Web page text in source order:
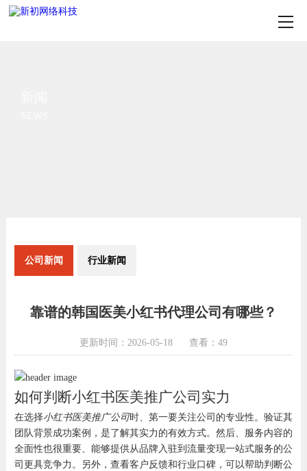
公司新闻 行业新闻
靠谱的韩国医美小红书代理公司有哪些？
更新时间：2026-05-18 查看：49
如何判断小红书医美推广公司实力
在选择小红书医美推广公司时、第一要关注公司的专业性。验证其
团队背景成功案例，是了解其实力的有效方式。然后、服务内容的
全面性也很重要、能够提供从品牌入驻到流量变现一站式服务的公
司更具竞争力。另外，查看客户反馈和行业口碑，可以帮助判断公